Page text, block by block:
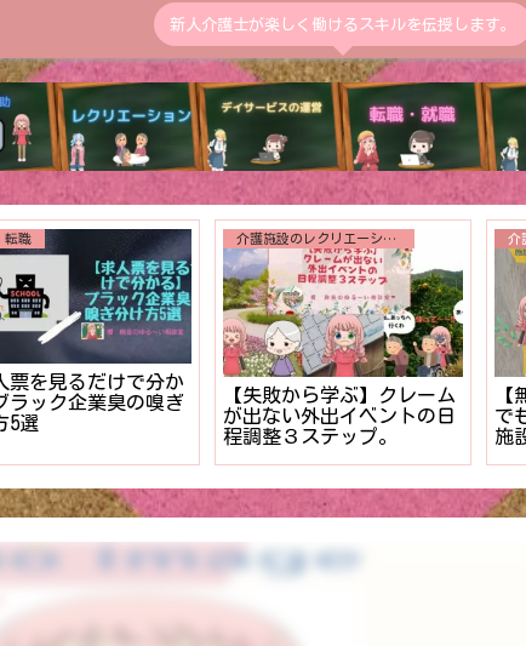
新人介護士が楽しく働けるスキルを伝授します。
助
介護士のうちに解決
！】利用者様の入浴
克服する対策３ステ
送迎
送迎中の交通事故発生！！
二度と繰り返さない事故報
告書の書き方【マニュア
ル】
ト
【
決
排